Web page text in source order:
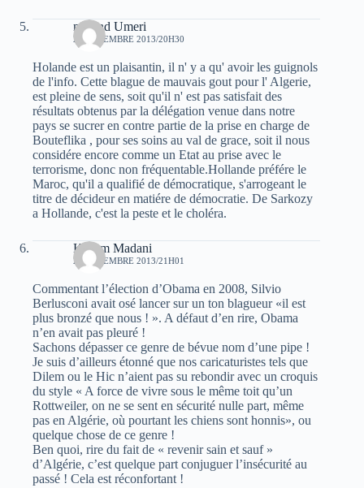
m'hend Umeri
21 DÉCEMBRE 2013/20H30
Holande est un plaisantin, il n' y a qu' avoir les guignols
de l'info. Cette blague de mauvais gout pour l' Algerie,
est pleine de sens, soit qu'il n' est pas satisfait des
résultats obtenus par la délégation venue dans notre
pays se sucrer en contre partie de la prise en charge de
Bouteflika , pour ses soins au val de grace, soit il nous
considére encore comme un Etat au prise avec le
terrorisme, donc non fréquentable.Hollande préfére le
Maroc, qu'il a qualifié de démocratique, s'arrogeant le
titre de décideur en matiére de démocratie. De Sarkozy
a Hollande, c'est la peste et le choléra.
Kacem Madani
21 DÉCEMBRE 2013/21H01
Commentant l’élection d’Obama en 2008, Silvio
Berlusconi avait osé lancer sur un ton blagueur «il est
plus bronzé que nous ! ». A défaut d’en rire, Obama
n’en avait pas pleuré !
Sachons dépasser ce genre de bévue nom d’une pipe !
Je suis d’ailleurs étonné que nos caricaturistes tels que
Dilem ou le Hic n’aient pas su rebondir avec un croquis
du style « A force de vivre sous le même toit qu’un
Rottweiler, on ne se sent en sécurité nulle part, même
pas en Algérie, où pourtant les chiens sont honnis», ou
quelque chose de ce genre !
Ben quoi, rire du fait de « revenir sain et sauf »
d’Algérie, c’est quelque part conjuguer l’insécurité au
passé ! Cela est réconfortant !